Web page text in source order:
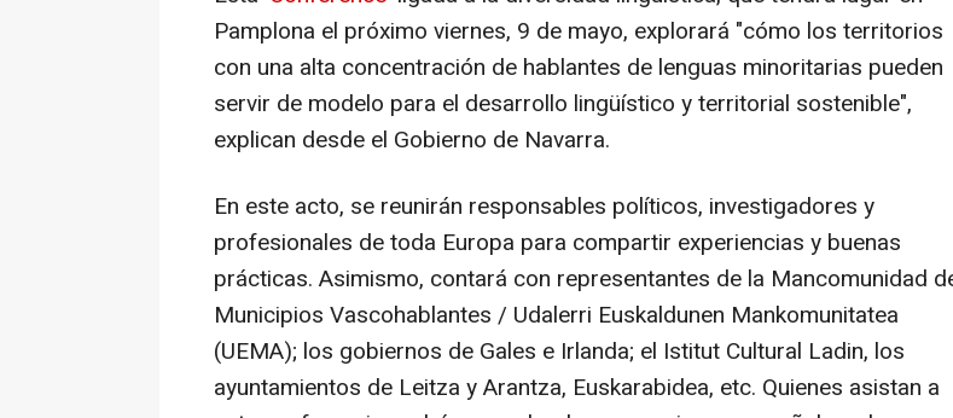
Pamplona el próximo viernes, 9 de mayo, explorará "cómo los territorios
con una alta concentración de hablantes de lenguas minoritarias pueden
servir de modelo para el desarrollo lingüístico y territorial sostenible",
explican desde el Gobierno de Navarra.
En este acto, se reunirán responsables políticos, investigadores y
profesionales de toda Europa para compartir experiencias y buenas
prácticas. Asimismo, contará con representantes de la Mancomunidad
Municipios Vascohablantes / Udalerri Euskaldunen Mankomunitatea
(UEMA); los gobiernos de Gales e Irlanda; el Istitut Cultural Ladin, los
ayuntamientos de Leitza y Arantza, Euskarabidea, etc. Quienes asistan a